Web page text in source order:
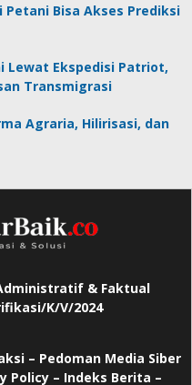
Petani Bisa Akses Prediksi
Lewat Ekspedisi Patriot,
Transmigrasi
Agraria, Hilirisasi, dan
& Faktual
K/V/2024
– Pedoman Media Siber
Policy– Indeks Berita –